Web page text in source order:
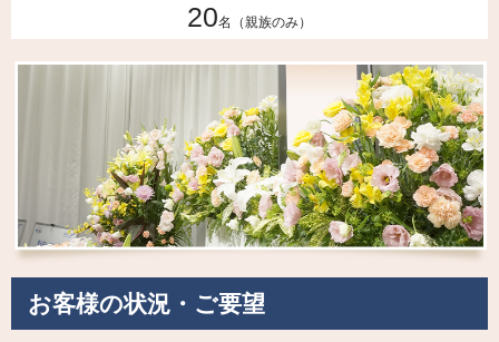
20名（親族のみ）
お客様の状況・ご要望